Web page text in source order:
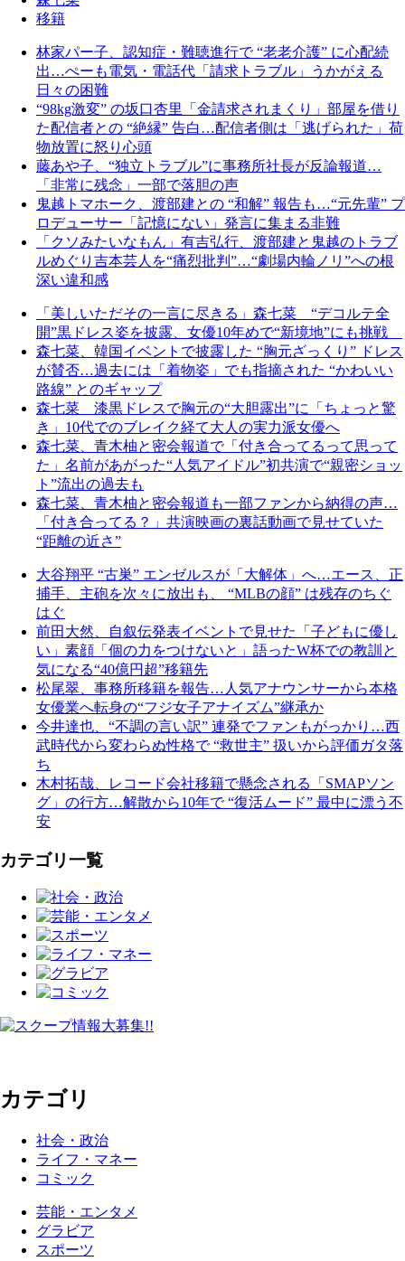
移籍
林家パー子、認知症・難聴進行で “老老介護” に心配続
出…ぺーも電気・電話代「請求トラブル」うかがえる
日々の困難
“98kg激変” の坂口杏里「金請求されまくり」部屋を借り
た配信者との “絶縁” 告白…配信者側は「逃げられた」荷
物放置に怒り心頭
藤あや子、“独立トラブル”に事務所社長が反論報道…
「非常に残念」一部で落胆の声
鬼越トマホーク、渡部建との “和解” 報告も…“元先輩” プ
ロデューサー「記憶にない」発言に集まる非難
「クソみたいなもん」有吉弘行、渡部建と鬼越のトラブ
ルめぐり吉本芸人を“痛烈批判”…“劇場内輪ノリ”への根
深い違和感
「美しいただその一言に尽きる」森七菜 “デコルテ全
開”黒ドレス姿を披露、女優10年めで“新境地”にも挑戦
森七菜、韓国イベントで披露した “胸元ざっくり” ドレス
が賛否…過去には「着物姿」でも指摘された “かわいい
路線” とのギャップ
森七菜 漆黒ドレスで胸元の“大胆露出”に「ちょっと驚
き」10代でのブレイク経て大人の実力派女優へ
森七菜、青木柚と密会報道で「付き合ってるって思って
た」名前があがった“人気アイドル”初共演で“親密ショッ
ト”流出の過去も
森七菜、青木柚と密会報道も一部ファンから納得の声…
「付き合ってる？」共演映画の裏話動画で見せていた
“距離の近さ”
大谷翔平 “古巣” エンゼルスが「大解体」へ…エース、正
捕手、主砲を次々に放出も、 “MLBの顔” は残存のちぐ
はぐ
前田大然、自叙伝発表イベントで見せた「子どもに優し
い」素顔「個の力をつけないと」語ったW杯での教訓と
気になる“40億円超”移籍先
松尾翠、事務所移籍を報告…人気アナウンサーから本格
女優業へ転身の“フジ女子アナイズム”継承か
今井達也、“不調の言い訳” 連発でファンもがっかり…西
武時代から変わらぬ性格で “救世主” 扱いから評価ガタ落
ち
木村拓哉、レコード会社移籍で懸念される「SMAPソン
グ」の行方…解散から10年で “復活ムード” 最中に漂う不
安
カテゴリ一覧
カテゴリ
社会・政治
ライフ・マネー
コミック
芸能・エンタメ
グラビア
スポーツ